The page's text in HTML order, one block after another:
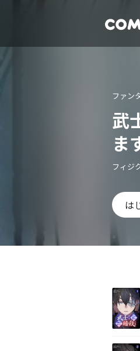
ファン
武
ま
フィジ
は